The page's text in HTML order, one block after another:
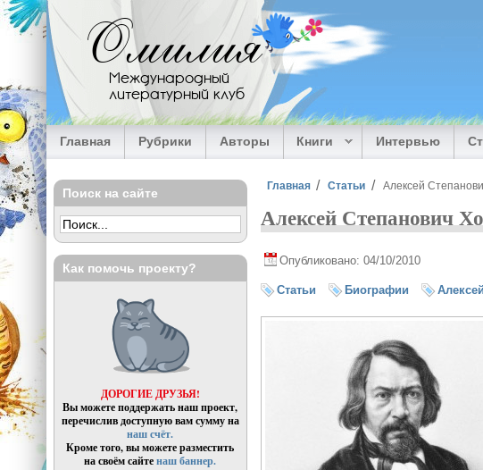
Перейти к основному содержанию
Омилия
Международный
литературный клуб
Главная Рубрики Авторы Книги Интервью
Вы здесь
Главная Статьи Алексей
Алексей Степанович
Опубликовано: 04/10/2010
Статьи Биографии
Поиск на сайте
Как помочь проекту?
ДОРОГИЕ ДРУЗЬЯ!
Вы можете поддержать наш проект,
перечислив доступную вам сумму на
наш счёт.
Кроме того, вы можете разместить
на своём сайтенаш баннер.